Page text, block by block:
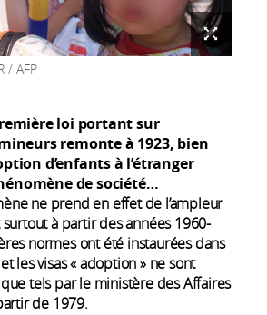
/ AFP
loi portant sur
remonte à 1923, bien
d’enfants à l’étranger
de société…
ne prend en effet de l’ampleur
surtout à partir des années 1960-
normes ont été instaurées dans
les visas « adoption » ne sont
tels par le ministère des Affaires
de 1979.